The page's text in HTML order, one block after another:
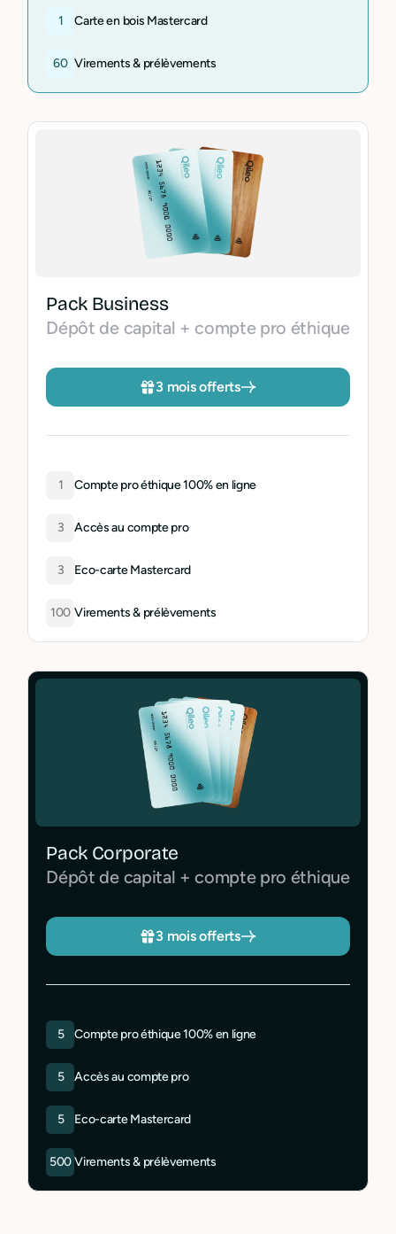
1 Carte en bois Mastercard
60 Virements & prélèvements
Pack Business
Dépôt de capital + compte pro éthique
3 mois offerts
1 Compte pro éthique 100% en ligne
3 Accès au compte pro
3 Eco-carte Mastercard
100 Virements & prélèvements
Pack Corporate
Dépôt de capital + compte pro éthique
3 mois offerts
5 Compte pro éthique 100% en ligne
5 Accès au compte pro
5 Eco-carte Mastercard
500 Virements & prélèvements